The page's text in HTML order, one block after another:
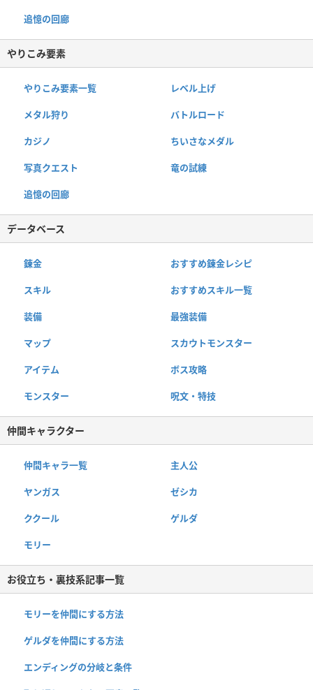
追憶の回廊
やりこみ要素
やりこみ要素一覧 レベル上げ
メタル狩り バトルロード
カジノ ちいさなメダル
写真クエスト 竜の試練
追憶の回廊
データベース
錬金 おすすめ錬金レシピ
スキル おすすめスキル一覧
装備 最強装備
マップ スカウトモンスター
アイテム ボス攻略
モンスター 呪文・特技
仲間キャラクター
仲間キャラ一覧 主人公
ヤンガス ゼシカ
ククール ゲルダ
モリー
お役立ち・裏技系記事一覧
モリーを仲間にする方法
ゲルダを仲間にする方法
エンディングの分岐と条件